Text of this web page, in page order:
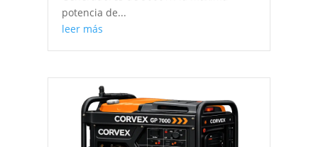
potencia de...
leer más